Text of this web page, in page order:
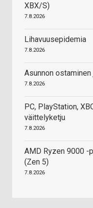
XBX/S)
7.8.2026
Lihavuusepidemia
7.8.2026
Asunnon
7.8.2026
PC, PlayStation,
väittelyketju
7.8.2026
AMD Ryzen 9000
(Zen 5)
7.8.2026